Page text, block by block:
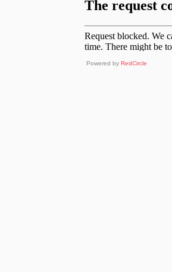
Powered byRedCircle